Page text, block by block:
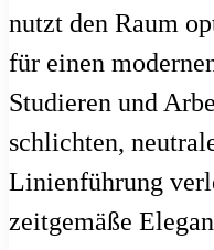
nutzt den Raum
für einen
Studieren und
schlichten,
Linienführung
zeitgemäße